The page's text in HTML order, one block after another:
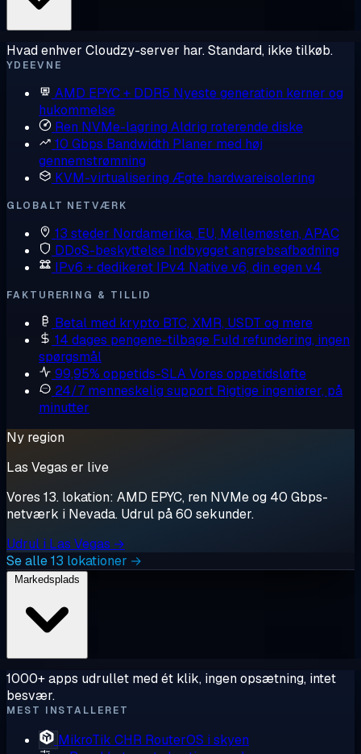
Hvad enhver Cloudzy-server har. Standard, ikke tilkøb.
YDEEVNE
AMD EPYC + DDR5 Nyeste generation kerner og
hukommelse
Ren NVMe-lagring Aldrig roterende diske
10 Gbps Bandwidth Planer med høj
gennemstrømning
KVM-virtualisering Ægte hardwareisolering
GLOBALT NETVÆRK
13 steder Nordamerika, EU, Mellemøsten, APAC
DDoS-beskyttelse Indbygget angrebsafbødning
IPv6 + dedikeret IPv4 Native v6, din egen v4
FAKTURERING & TILLID
Betal med krypto BTC, XMR, USDT og mere
14 dages pengene-tilbage Fuld refundering, ingen
spørgsmål
99,95% oppetids-SLAVores oppetidsløfte
24/7 menneskelig support Rigtige ingeniører, på
minutter
Ny region
Las Vegas er live
Vores 13. lokation: AMD EPYC, ren NVMe og 40 Gbps-
netværk i Nevada. Udrul på 60 sekunder.
Udrul i Las Vegas →
Se alle 13 lokationer →
1000+ apps udrullet med ét klik, ingen opsætning, intet
besvær.
MEST INSTALLERET
MikroTik CHR RouterOS i skyen